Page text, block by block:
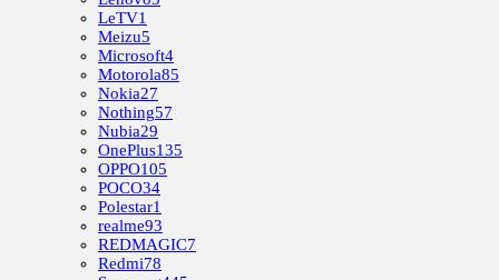
LeTV1
Meizu5
Microsoft4
Motorola85
Nokia27
Nothing57
Nubia29
OnePlus135
OPPO105
POCO34
Polestar1
realme93
REDMAGIC7
Redmi78